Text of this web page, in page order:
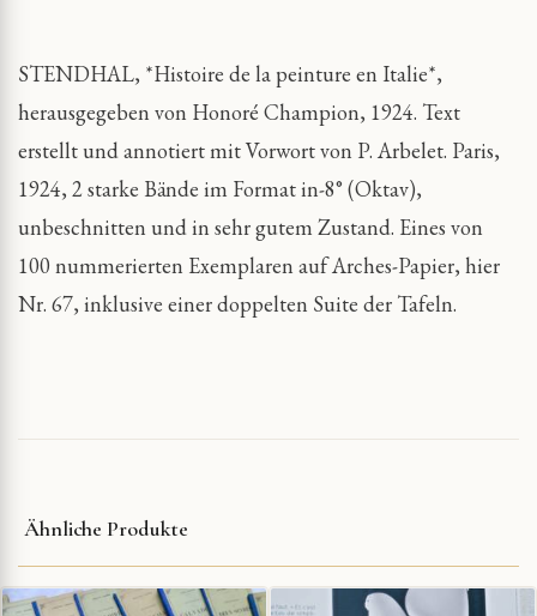
STENDHAL, *Histoire de la peinture en Italie*,
herausgegeben von Honoré Champion, 1924. Text
erstellt und annotiert mit Vorwort von P. Arbelet. Paris,
1924, 2 starke Bände im Format in-8° (Oktav),
unbeschnitten und in sehr gutem Zustand. Eines von
100 nummerierten Exemplaren auf Arches-Papier, hier
Nr. 67, inklusive einer doppelten Suite der Tafeln.
Ähnliche Produkte